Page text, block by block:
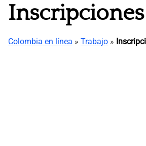
Colombia en línea » Trabajo »